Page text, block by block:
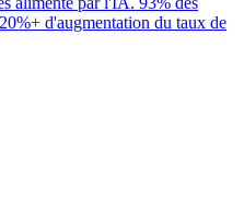
d'augmentation du taux de